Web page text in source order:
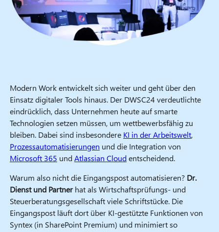
Modern Work entwickelt sich weiter und geht über den
Einsatz digitaler Tools hinaus. Der DWSC24 verdeutlichte
eindrücklich, dass Unternehmen heute auf smarte
Technologien setzen müssen, um wettbewerbsfähig zu
bleiben. Dabei sind insbesondere KI in der Arbeitswelt,
Prozessautomatisierungen und die Integration von
Microsoft 365 undAtlassian Cloudentscheidend.
Warum also nicht die Eingangspost automatisieren? Dr.
Dienst und Partnerhat als Wirtschaftsprüfungs- und
Steuerberatungsgesellschaft viele Schriftstücke. Die
Eingangspost läuft dort über KI-gestützte Funktionen von
Syntex (in SharePoint Premium) und minimiert so